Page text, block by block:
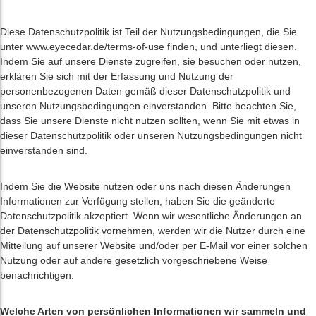
Diese Datenschutzpolitik ist Teil der Nutzungsbedingungen, die Sie
unter www.eyecedar.de/terms-of-use finden, und unterliegt diesen.
Indem Sie auf unsere Dienste zugreifen, sie besuchen oder nutzen,
erklären Sie sich mit der Erfassung und Nutzung der
personenbezogenen Daten gemäß dieser Datenschutzpolitik und
unseren Nutzungsbedingungen einverstanden. Bitte beachten Sie,
dass Sie unsere Dienste nicht nutzen sollten, wenn Sie mit etwas in
dieser Datenschutzpolitik oder unseren Nutzungsbedingungen nicht
einverstanden sind.
Indem Sie die Website nutzen oder uns nach diesen Änderungen
Informationen zur Verfügung stellen, haben Sie die geänderte
Datenschutzpolitik akzeptiert. Wenn wir wesentliche Änderungen an
der Datenschutzpolitik vornehmen, werden wir die Nutzer durch eine
Mitteilung auf unserer Website und/oder per E-Mail vor einer solchen
Nutzung oder auf andere gesetzlich vorgeschriebene Weise
benachrichtigen.
Welche Arten von persönlichen Informationen wir sammeln und